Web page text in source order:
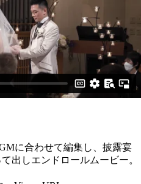
に合わせて編集し、披露宴
出しエンドロールムービー。